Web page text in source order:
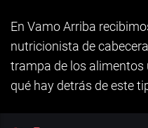
En Vamo Arriba
nutricionista de
trampa de los
qué hay detrás de este